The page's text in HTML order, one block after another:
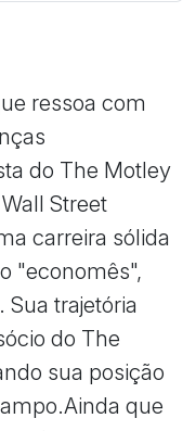
ressoa com
do The Motley
Street
carreira sólida
"economês",
trajetória
do The
sua posição
que